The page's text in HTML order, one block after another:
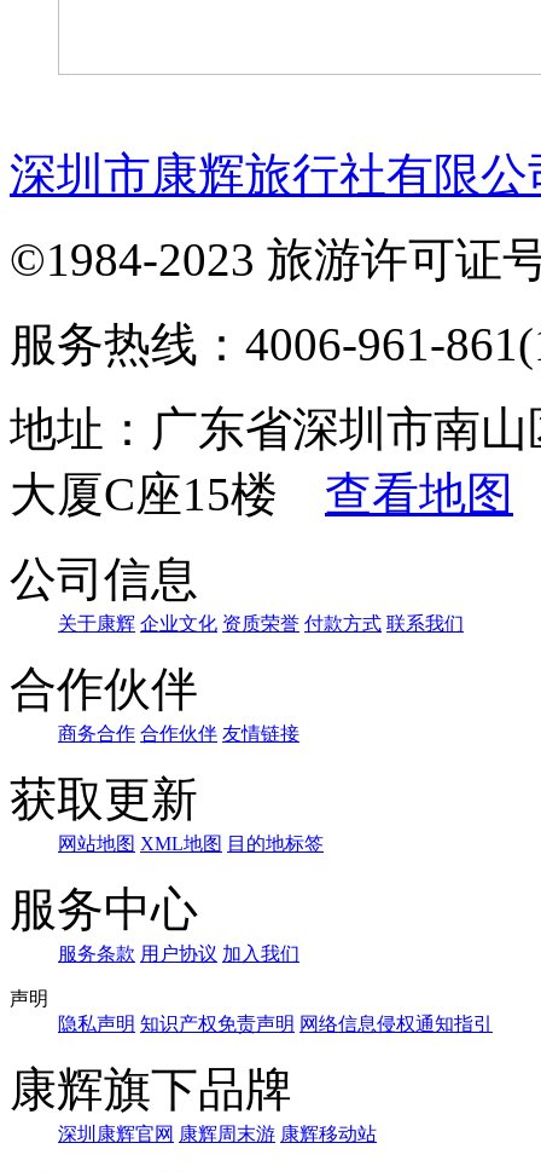
深圳市康辉旅行社有限
©1984-2023 旅游许可证
服务热线：4006-961-
地址：广东省深圳市南
大厦C座15楼 查看地图
公司信息
关于康辉 企业文化 资质荣誉 付款方式 联系我们
合作伙伴
商务合作 合作伙伴 友情链接
获取更新
网站地图 XML地图 目的地标签
服务中心
服务条款 用户协议 加入我们
声明
隐私声明 知识产权免责声明 网络信息侵权通知指引
康辉旗下品牌
深圳康辉官网 康辉周末游 康辉移动站